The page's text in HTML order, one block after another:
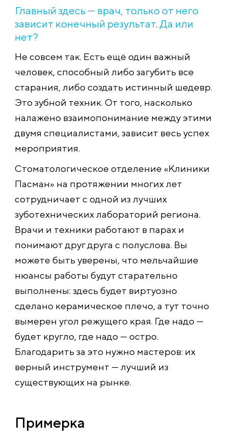
Главный здесь — врач, только от него
зависит конечный результат. Да или
нет?
Не совсем так. Есть ещё один важный
человек, способный либо загубить все
старания, либо создать истинный шедевр.
Это зубной техник. От того, насколько
налажено взаимопонимание между этими
двумя специалистами, зависит весь успех
мероприятия.
Стоматологическое отделение «Клиники
Пасман» на протяжении многих лет
сотрудничает с одной из лучших
зуботехнических лабораторий региона.
Врачи и техники работают в парах и
понимают друг друга с полуслова. Вы
можете быть уверены, что мельчайшие
нюансы работы будут старательно
выполнены: здесь будет виртуозно
сделано керамическое плечо, а тут точно
вымерен угол режущего края. Где надо —
будет кругло, где надо — остро.
Благодарить за это нужно мастеров: их
верный инструмент — лучший из
существующих на рынке.
Примерка